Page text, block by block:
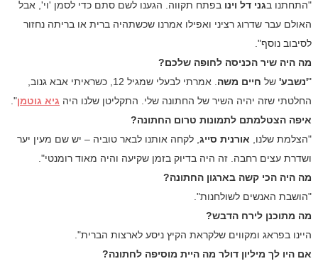
"התחתנו בגני דל וינו בפתח תקווה. הגענו לשם סתם כדי לסמן 'וי', אבל
האולם עבר שדרוג רציני ואפילו אמרנו שכשתהיה ברית או בריתה נחזור
לסיבוב נוסף".
מה היה שיר הכניסה לחופה שלכם?
"'נשבע'של חיים משה
. אמרתי לבעלי שמגיל 12, כשראיתי אבא גנוב,
החלטתי שזה יהיה השיר של החתונה שלי. התקליטן שלנו היה גיא גוטמן".
איפה הצטלמתם לתמונות טרום החתונה?
"הצלמת שלנו, אורנית סייג, לקחה אותנו לבאר טוביה – יש שם מעין יער
ושדרת עצים רחבה. זה היה בדיוק בזמן שקיעה והיה מאוד רומנטי".
מה היה הכי קשה בארגון החתונה?
"הושבת האנשים לשולחנות".
מה מתוכנן לירח הדבש?
היינו בפראג ומקווים שלקראת הקיץ ניסע לארצות הברית".
אם היו לך מיליון דולר מה היית מוסיפה לחתונה?